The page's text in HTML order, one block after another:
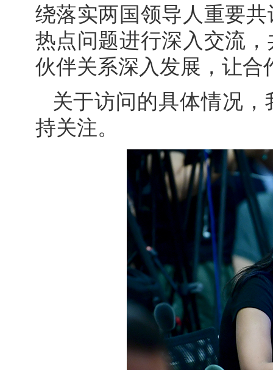
绕落实两国领导人重要
热点问题进行深入交流
伙伴关系深入发展，让合
关于访问的具体情况
持关注。